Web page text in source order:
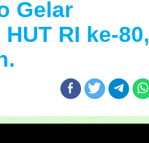
Gelar
RI ke-80,